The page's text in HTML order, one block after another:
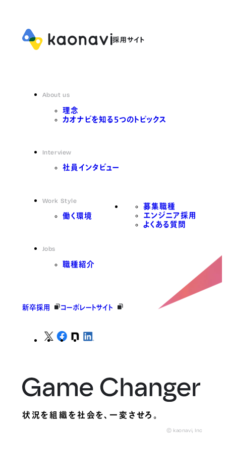
About us
理念
カオナビを知る5つのトピックス
Interview
社員インタビュー
Work Style
働く環境
Jobs
職種紹介
募集職種
エンジニア採用
よくある質問
新卒採用 コーポレートサイト
状況を組織を社会を、一変させろ。
© kaonavi, Inc